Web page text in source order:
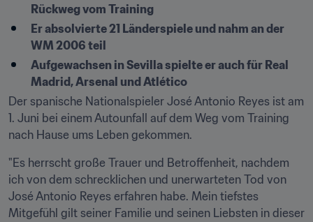
Rückweg vom Training
Er absolvierte 21 Länderspiele und nahm an der
WM 2006 teil
Aufgewachsen in Sevilla spielte er auch für Real
Madrid, Arsenal und Atlético
Der spanische Nationalspieler José Antonio Reyes ist am
1. Juni bei einem Autounfall auf dem Weg vom Training
nach Hause ums Leben gekommen.
"Es herrscht große Trauer und Betroffenheit, nachdem
ich von dem schrecklichen und unerwarteten Tod von
José Antonio Reyes erfahren habe. Mein tiefstes
Mitgefühl gilt seiner Familie und seinen Liebsten in dieser